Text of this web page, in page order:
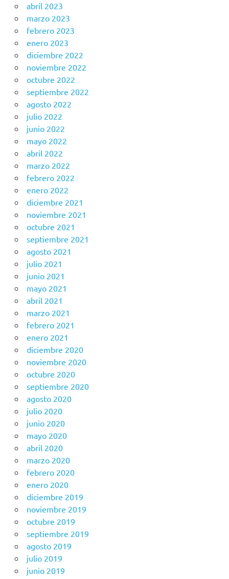
abril 2023
marzo 2023
febrero 2023
enero 2023
diciembre 2022
noviembre 2022
octubre 2022
septiembre 2022
agosto 2022
julio 2022
junio 2022
mayo 2022
abril 2022
marzo 2022
febrero 2022
enero 2022
diciembre 2021
noviembre 2021
octubre 2021
septiembre 2021
agosto 2021
julio 2021
junio 2021
mayo 2021
abril 2021
marzo 2021
febrero 2021
enero 2021
diciembre 2020
noviembre 2020
octubre 2020
septiembre 2020
agosto 2020
julio 2020
junio 2020
mayo 2020
abril 2020
marzo 2020
febrero 2020
enero 2020
diciembre 2019
noviembre 2019
octubre 2019
septiembre 2019
agosto 2019
julio 2019
junio 2019